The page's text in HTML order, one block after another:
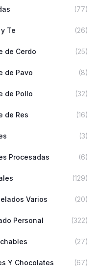
(77)
Te (26)
de Cerdo (25)
de Pavo (8)
de Pollo (32)
de Res (16)
(3)
Procesadas (6)
(129)
Varios (20)
Personal (322)
(27)
Y Chocolates (67)